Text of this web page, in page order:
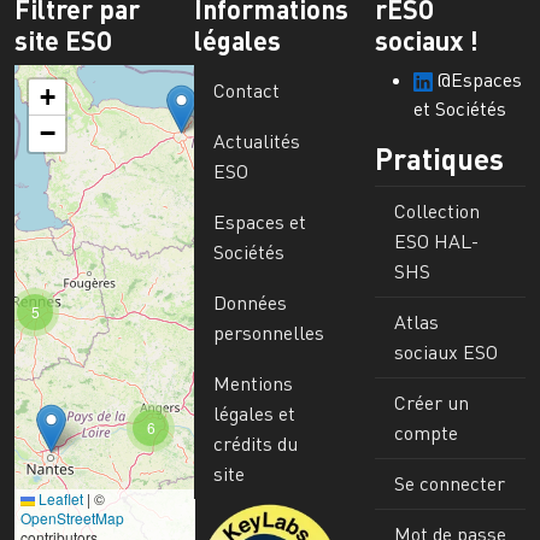
Filtrer par
site ESO
6
5
+
−
Leaflet | ©
OpenStreetMap
Informations
légales
Contact
Actualités
ESO
Espaces et
Sociétés
Données
personnelles
Mentions
légales et
crédits du
site
Image
rESO
sociaux !
@Espaces
et Sociétés
Pratiques
Collection
ESO HAL-
SHS
Atlas
sociaux ESO
Créer un
compte
Se connecter
Mot de passe